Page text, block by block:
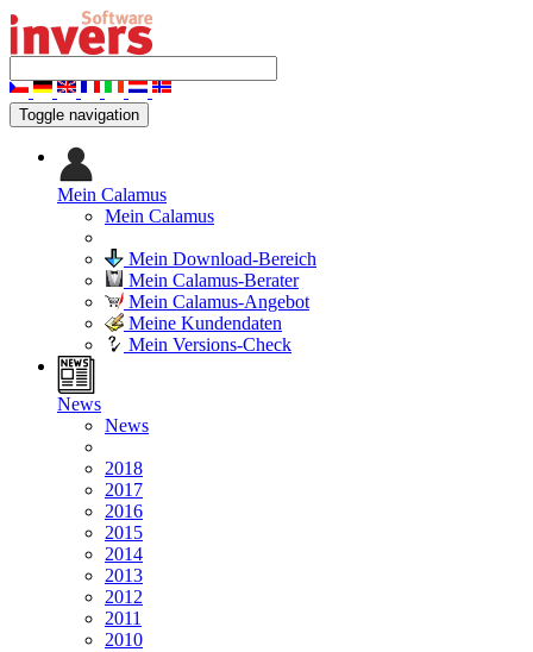
Toggle navigation
Mein Calamus
Mein Calamus
Mein Download-Bereich
Mein Calamus-Berater
Mein Calamus-Angebot
Meine Kundendaten
Mein Versions-Check
News
News
2018
2017
2016
2015
2014
2013
2012
2011
2010